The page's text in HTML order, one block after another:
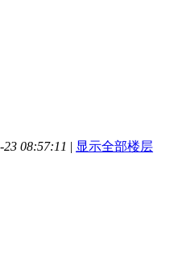
08:57:11 | 显示全部楼层